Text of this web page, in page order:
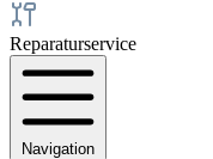
Reparaturservice
Navigation